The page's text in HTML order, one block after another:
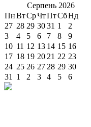
Серпень 2026
ПнВтСрЧтПтСбНд
27 28 29 3031 1
2
3
4 5 6 7 8
9
10 11 12 13 14 15 16
17 18 19 20 21 22 23
24 25 26 27 28 29 30
31
1 2 3 4 5 6